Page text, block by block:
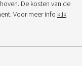
De kosten van de
Voor meer info klik